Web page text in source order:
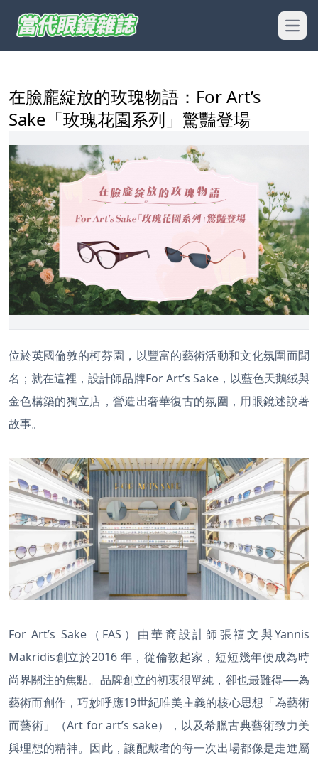
在臉龐綻放的玫瑰物語：For Art’s
Sake「玫瑰花園系列」驚豔登場
位於英國倫敦的柯芬園，以豐富的藝術活動和文化氛圍而聞
名；就在這裡，設計師品牌For Art’s Sake，以藍色天鵝絨與
金色構築的獨立店，營造出奢華復古的氛圍，用眼鏡述說著
故事。
For Art’s Sake（FAS）由華裔設計師張禧文與Yannis
Makridis創立於2016 年，從倫敦起家，短短幾年便成為時
尚界關注的焦點。品牌創立的初衷很單純，卻也最難得──為
藝術而創作，巧妙呼應19世紀唯美主義的核心思想「為藝術
而藝術」（Art for art’s sake），以及希臘古典藝術致力美
與理想的精神。因此，讓配戴者的每一次出場都像是走進屬